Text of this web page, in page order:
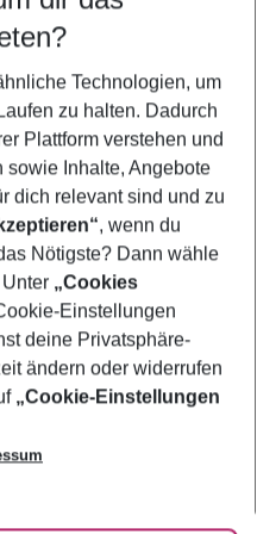
Technologien, um
zu halten. Dadurch
Plattform verstehen und
sowie Inhalte, Angebote
dich relevant sind und zu
, wenn du
Nötigste? Dann wähle
Unter „Cookies
Einstellungen
deine Privatsphäre-
ändern oder widerrufen
„Cookie-Einstellungen